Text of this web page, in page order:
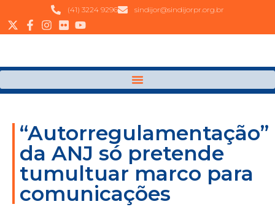
(41) 3224 9296 sindijor@sindijorpr.org.br
“Autorregulamentação”
da ANJ só pretende
tumultuar marco para
comunicações